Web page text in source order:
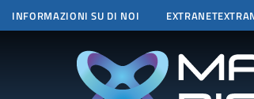
INFORMAZIONI SU DI NOI